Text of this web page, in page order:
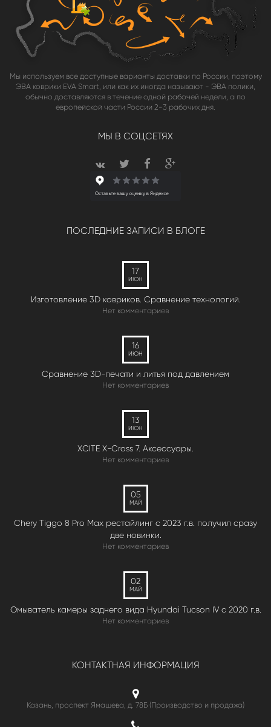
Мы используем все доступные варианты доставки по России, поэтому
ЭВА коврики EVA Smart, или как их иногда называют - ЭВА полики,
обычно доставляются в течение одной рабочей недели, а по
европейской части России 2-3 рабочих дня.
МЫ В СОЦСЕТЯХ
ПОСЛЕДНИЕ ЗАПИСИ В БЛОГЕ
17
ИЮН
Изготовление 3D ковриков. Сравнение технологий.
Нет комментариев
16
ИЮН
Сравнение 3D-печати и литья под давлением
Нет комментариев
13
ИЮН
XCITE X-Cross 7. Аксессуары.
Нет комментариев
05
МАЙ
Chery Tiggo 8 Pro Max рестайлинг с 2023 г.в. получил сразу
две новинки.
Нет комментариев
02
МАЙ
Омыватель камеры заднего вида Hyundai Tucson IV c 2020 г.в.
Нет комментариев
КОНТАКТНАЯ ИНФОРМАЦИЯ
Казань, проспект Ямашева, д. 78Б (Производство и продажа)